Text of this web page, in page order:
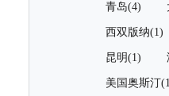
青岛(4)
西双版纳(1)
昆明(1)
美国奥斯汀